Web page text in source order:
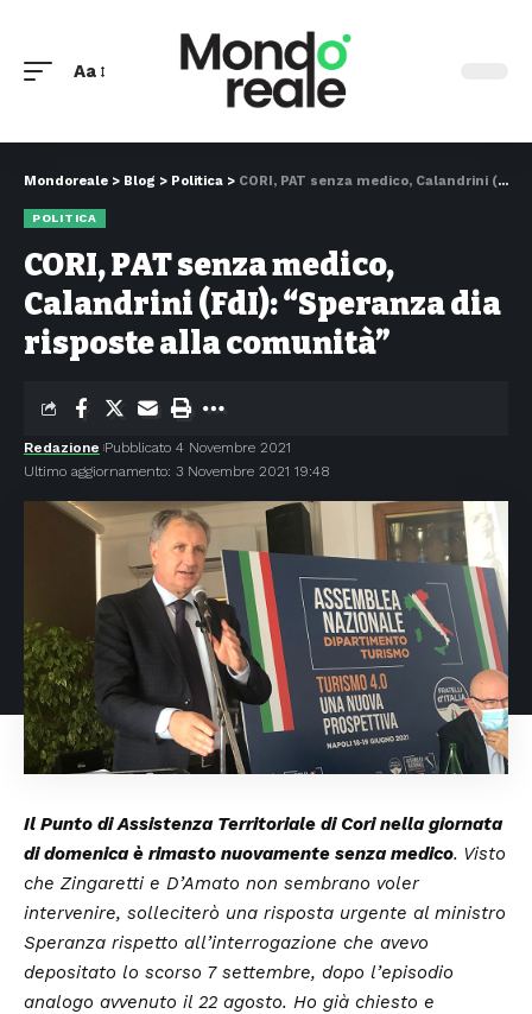
Aa
Mondoreale > Blog > Politica > CORI, PAT senza medico, Calandrini (FdI): “Speranza dia risposte alla comunità”
POLITICA
CORI, PAT senza medico,
Calandrini (FdI): “Speranza dia
risposte alla comunità”
Ultimo aggiornamento: 3 Novembre 2021 19:48
Redazione Pubblicato 4 Novembre 2021
Il Punto di Assistenza Territoriale di Cori nella giornata
di domenica è rimasto nuovamente senza medico. Visto
che Zingaretti e D’Amato non sembrano voler
intervenire, solleciterò una risposta urgente al ministro
Speranza rispetto all’interrogazione che avevo
depositato lo scorso 7 settembre, dopo l’episodio
analogo avvenuto il 22 agosto. Ho già chiesto e